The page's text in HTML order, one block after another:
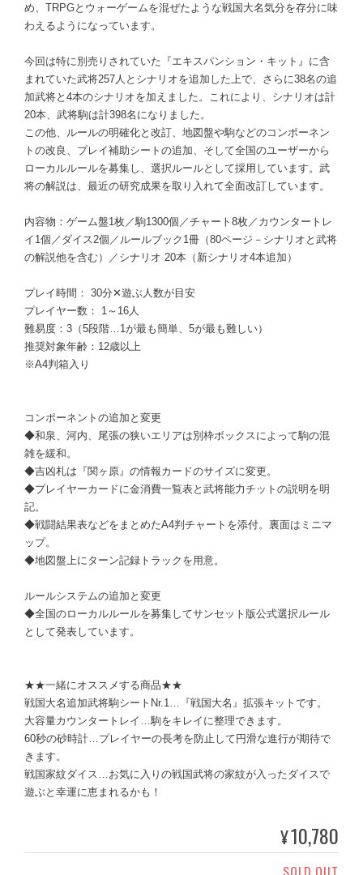
め、TRPGとウォーゲームを混ぜたような戦国大名気分を存分に味
わえるようになっています。
今回は特に別売りされていた『エキスパンション・キット』に含
まれていた武将257人とシナリオを追加した上で、さらに38名の追
加武将と4本のシナリオを加えました。これにより、シナリオは計
20本、武将駒は計398名になりました。
この他、ルールの明確化と改訂、地図盤や駒などのコンポーネン
トの改良、プレイ補助シートの追加、そして全国のユーザーから
ローカルルールを募集し、選択ルールとして採用しています。武
将の解説は、最近の研究成果を取り入れて全面改訂しています。
内容物：ゲーム盤1枚／駒1300個／チャート8枚／カウンタートレ
イ1個／ダイス2個／ルールブック1冊（80ページ－シナリオと武将
の解説他を含む）／シナリオ 20本（新シナリオ4本追加）
プレイ時間： 30分✕遊ぶ人数が目安
プレイヤー数： 1～16人
難易度：3（5段階…1が最も簡単、5が最も難しい）
推奨対象年齢：12歳以上
※A4判箱入り
コンポーネントの追加と変更
◆和泉、河内、尾張の狭いエリアは別枠ボックスによって駒の混
雑を緩和。
◆吉凶札は『関ヶ原』の情報カードのサイズに変更。
◆プレイヤーカードに金消費一覧表と武将能力チットの説明を明
記。
◆戦闘結果表などをまとめたA4判チャートを添付。裏面はミニマ
ップ。
◆地図盤上にターン記録トラックを用意。
ルールシステムの追加と変更
◆全国のローカルルールを募集してサンセット版公式選択ルール
として発表しています。
★★一緒にオススメする商品★★
戦国大名追加武将駒シートNr.1…『戦国大名』拡張キットです。
大容量カウンタートレイ…駒をキレイに整理できます。
60秒の砂時計…プレイヤーの長考を防止して円滑な進行が期待で
きます。
戦国家紋ダイス…お気に入りの戦国武将の家紋が入ったダイスで
遊ぶと幸運に恵まれるかも！
¥10,780
SOLD OUT